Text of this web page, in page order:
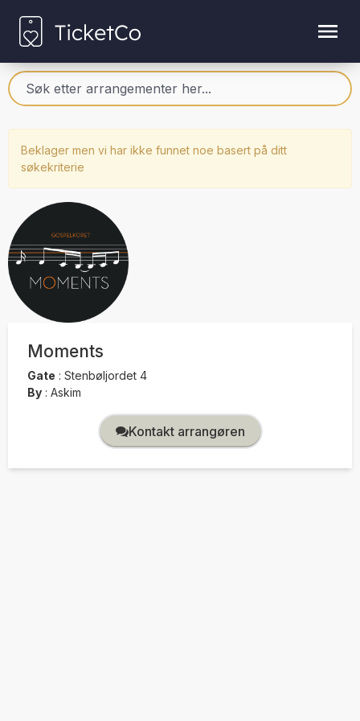
Beklager men vi har ikke funnet noe basert på ditt
søkekriterie
Moments
Gate : Stenbøljordet 4
By : Askim
Kontakt arrangøren